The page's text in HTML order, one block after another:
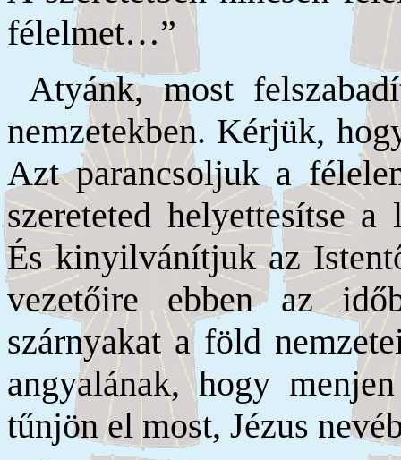
félelmet…”
Atyánk, most
nemzetekben. Kérjük,
Azt parancsoljuk a
szereteted helyettesítse a
És kinyilvánítjuk az
vezetőire ebben az
szárnyakat a föld
angyalának, hogy
tűnjön el most, Jézus